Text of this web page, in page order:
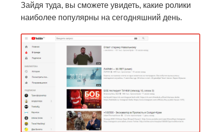
Зайдя туда, вы сможете увидеть, какие ролики
наиболее популярны на сегодняшний день.